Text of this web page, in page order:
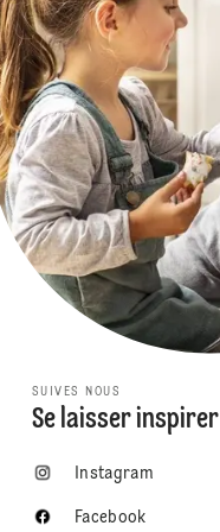
SUIVES NOUS
Se laisser inspirer
Instagram
Facebook